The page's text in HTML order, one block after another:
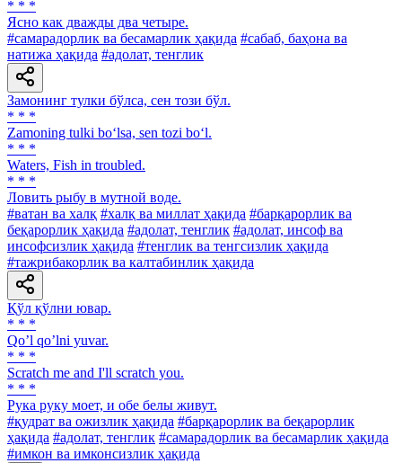
* * *
Ясно как дважды два четыре.
#самарадорлик ва бесамарлик ҳақида #сабаб, баҳона ва
натижа ҳақида #адолат, тенглик
Замонинг тулки бўлса, сен този бўл.
* * *
Zamoning tulki bo‘lsa, sen tozi bo‘l.
* * *
Waters, Fish in troubled.
* * *
Ловить рыбу в мутной воде.
#ватан ва халқ #халқ ва миллат ҳақида #барқарорлик ва
беқарорлик ҳақида #адолат, тенглик #адолат, инсоф ва
инсофсизлик ҳақида #тенглик ва тенгсизлик ҳақида
#тажрибакорлик ва калтабинлик ҳақида
Қўл қўлни ювар.
* * *
Qoʼl qoʼlni yuvar.
* * *
Scratch me and I'll scratch you.
* * *
Рука руку моет, и обе белы живут.
#қудрат ва ожизлик ҳақида #барқарорлик ва беқарорлик
ҳақида #адолат, тенглик #самарадорлик ва бесамарлик ҳақида
#имкон ва имконсизлик ҳақида